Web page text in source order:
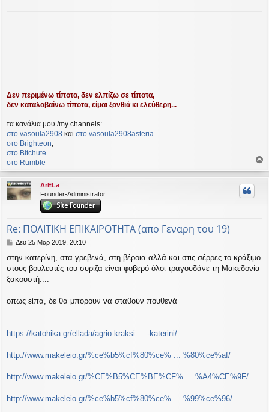
.
Δεν περιμένω τίποτα, δεν ελπίζω σε τίποτα,
δεν καταλαβαίνω τίποτα, είμαι ξανθιά κι ελεύθερη...
τα κανάλια μου /my channels:
στο vasoula2908 και στο vasoula2908asteria
στο Βrighteon,
στο Bitchute
στο Rumble
ο
ρ
ArELa
Founder-Administrator
Re: ΠΟΛΙΤΙΚΗ ΕΠΙΚΑΙΡΟΤΗΤΑ (απο Γεναρη του 19)
Δ
μ
ο
σ
υ
Δευ 25 Μαρ 2019, 20:10
στην κατερίνη, στα γρεβενά, στη βέροια αλλά και στις σέρρες το κράξιμο
στους βουλευτές του συριζα είναι φοβερό όλοι τραγουδάνε τη Μακεδονία
ξακουστή....
οπως είπα, δε θα μπορουν να σταθούν πουθενά
https://katohika.gr/ellada/agrio-kraksi ... -katerini/
http://www.makeleio.gr/%ce%b5%cf%80%ce% ... %80%ce%af/
http://www.makeleio.gr/%CE%B5%CE%BE%CF% ... %A4%CE%9F/
http://www.makeleio.gr/%ce%b5%cf%80%ce% ... %99%ce%96/